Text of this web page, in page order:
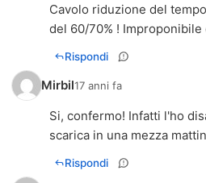
Cavolo riduzione del
del 60/70% ! Improponibile
Rispondi
Mirbil17 anni fa
Si, confermo! Infatti l'ho
scarica in una mezza
Rispondi